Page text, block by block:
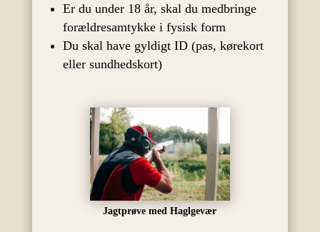
Er du under 18 år, skal du medbringe
forældresamtykke i fysisk form
Du skal have gyldigt ID (pas, kørekort
eller sundhedskort)
Jagtprøve med Haglgevær